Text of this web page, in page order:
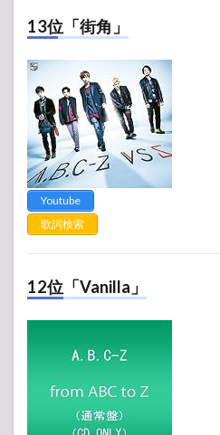
13位「街角」
Youtube
歌詞検索
12位「Vanilla」